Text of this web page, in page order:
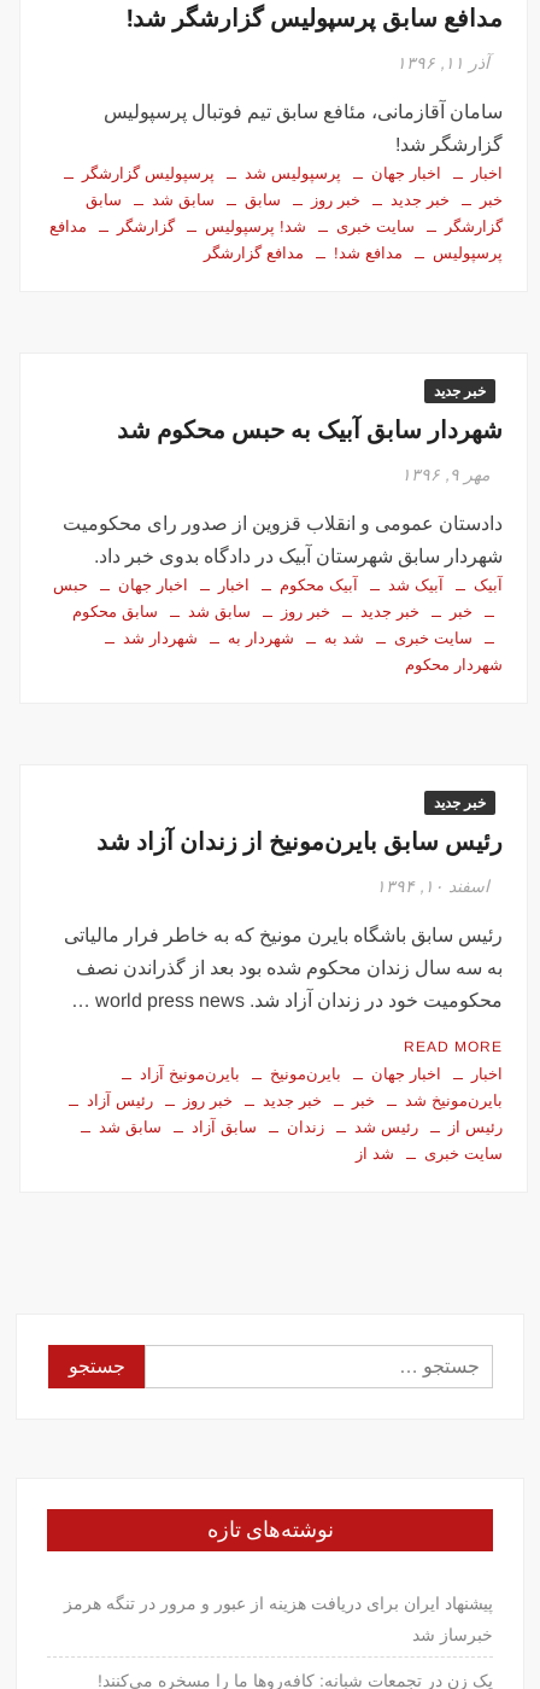
مدافع سابق پرسپولیس گزارشگر شد!
آذر ۱۱, ۱۳۹۶
سامان آقازمانی، مئافع سابق تیم فوتبال پرسپولیس
گزارشگر شد!
اخبار اخبار جهان پرسپولیس شد
پرسپولیس گزارشگر
خبر
خبر جدید خبر روز سابق سابق شد
سابق
گزارشگر
سایت خبری شد! پرسپولیس گزارشگر
مدافع
پرسپولیس
مدافع شد! مدافع گزارشگر
خبر جدید
شهردار سابق آبیک به حبس محکوم شد
مهر ۹, ۱۳۹۶
دادستان عمومی و انقلاب قزوین از صدور رای محکومیت
شهردار سابق شهرستان آبیک در دادگاه بدوی خبر داد.
آبیک آبیک شد آبیک محکوم اخبار اخبار جهان
حبس
خبر
خبر جدید خبر روز سابق شد
سابق محکوم
سایت خبری
شد به شهردار به
شهردار شد
شهردار محکوم
خبر جدید
رئیس سابق بایرن‌مونیخ از زندان آزاد شد
اسفند ۱۰, ۱۳۹۴
رئیس سابق باشگاه بایرن مونیخ که به خاطر فرار مالیاتی
به سه سال زندان محکوم شده بود بعد از گذراندن نصف
محکومیت خود در زندان آزاد شد. world press news …
READ MORE
اخبار اخبار جهان بایرن‌مونیخ
بایرن‌مونیخ آزاد
بایرن‌مونیخ شد
خبر خبر جدید خبر روز
رئیس آزاد
رئیس از
رئیس شد زندان سابق آزاد
سابق شد
سایت خبری
شد از
جستجو
برای:
نوشته‌های تازه
پیشنهاد ایران برای دریافت هزینه از عبور و مرور در تنگه هرمز
خبرساز شد
یک زن در تجمعات شبانه: کافه‌روها ما را مسخره می‌کنند!